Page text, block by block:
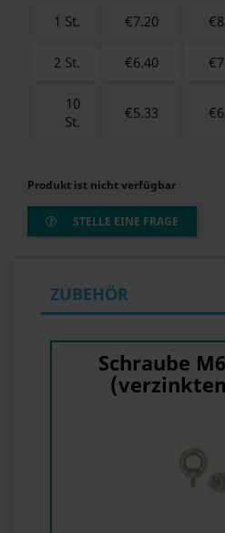
1 St. €7.20 €
2 St. €6.40 €
10
St.
€5.33 €
Produkt ist nicht verfügbar
STELLE EINE FRAGE
ZUBEHÖR
Schraube